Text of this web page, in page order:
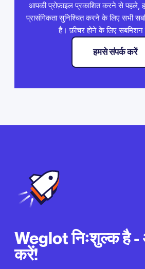
आपकी प्रोफ़ाइल प्रकाशित करने से पहले,
प्रासंगिकता सुनिश्चित करने के लिए सभी
है। फ़ीचर होने के लिए सबमिशन
हमसे संपर्क करें
Weglot निःशुल्क है -
करें!